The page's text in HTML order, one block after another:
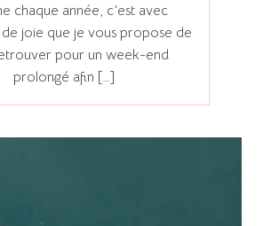
chaque année, c’est avec
joie que je vous propose de
pour un week-end
prolongé afin […]